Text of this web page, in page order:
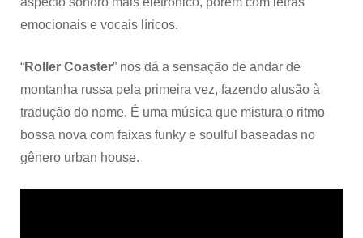
emocionais e vocais líricos.
“Roller Coaster” nos dá a sensação de andar de
montanha russa pela primeira vez, fazendo alusão à
tradução do nome. É uma música que mistura o ritmo
bossa nova com faixas funky e soulful baseadas no
gênero urban house.